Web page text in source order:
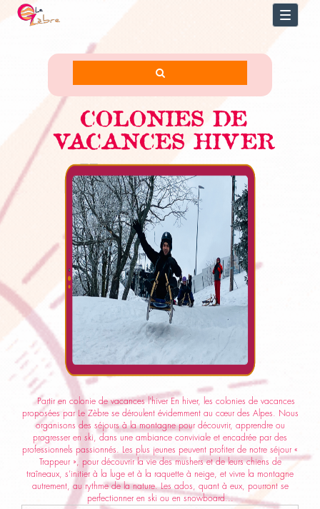
COLONIES DE
VACANCES HIVER
Partir en colonie de vacances l’hiver En hiver, les colonies de vacances
proposées par Le Zèbre se déroulent évidemment au cœur des Alpes. Nous
organisons des séjours à la montagne pour découvrir, apprendre ou
progresser en ski, dans une ambiance conviviale et encadrée par des
professionnels passionnés. Les plus jeunes peuvent profiter de notre séjour «
Trappeur », pour découvrir la vie des mushers et de leurs chiens de
traîneaux, s’initier à la luge et à la raquette à neige, et vivre la montagne
autrement, au rythme de la nature. Les ados, quant à eux, pourront se
perfectionner en ski ou en snowboard...